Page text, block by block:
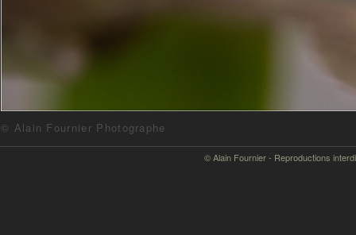
© Alain Fournier Photographe
© Alain Fournier - Reproductions